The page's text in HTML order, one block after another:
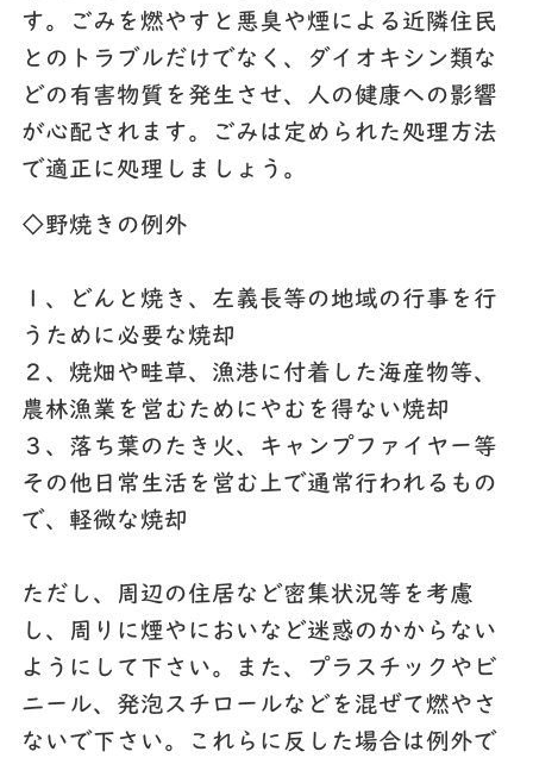
す。ごみを燃やすと悪臭や煙による近隣住民
とのトラブルだけでなく、ダイオキシン類な
どの有害物質を発生させ、人の健康への影響
が心配されます。ごみは定められた処理方法
で適正に処理しましょう。
◇野焼きの例外
１、どんと焼き、左義長等の地域の行事を行
うために必要な焼却
２、焼畑や畦草、漁港に付着した海産物等、
農林漁業を営むためにやむを得ない焼却
３、落ち葉のたき火、キャンプファイヤー等
その他日常生活を営む上で通常行われるもの
で、軽微な焼却
ただし、周辺の住居など密集状況等を考慮
し、周りに煙やにおいなど迷惑のかからない
ようにして下さい。また、プラスチックやビ
ニール、発泡スチロールなどを混ぜて燃やさ
ないで下さい。これらに反した場合は例外で